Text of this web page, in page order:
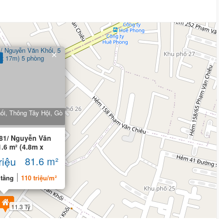
11.3 Tỷ
Thông Tây Hội, Gò
Nguyễn Văn
m² (4.8m x
81.6 m²
110 triệu/m²
×